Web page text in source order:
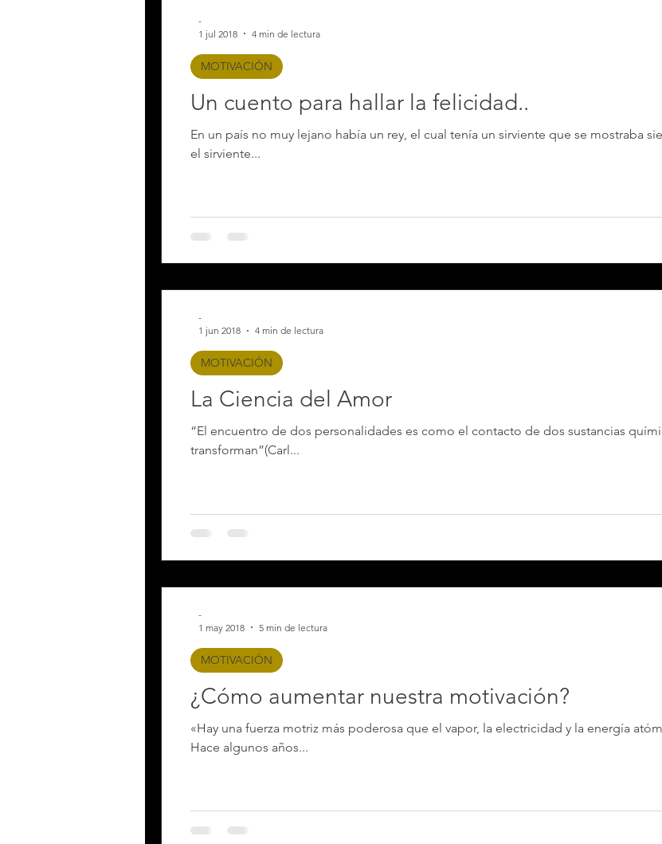
Un cuento para hallar la felicidad..
En un país no muy lejano había un rey, el cual tenía un sirviente que se mostraba siempre pleno y
el sirviente...
MOTIVACIÓN
-
1 jul 2018
4 min de lectura
La Ciencia del Amor
“El encuentro de dos personalidades es como el contacto de dos sustancias
transforman”(Carl...
MOTIVACIÓN
-
1 jun 2018
4 min de lectura
¿Cómo aumentar nuestra motivación?
«Hay una fuerza motriz más poderosa que el vapor, la electricidad y la energía
Hace algunos años...
MOTIVACIÓN
-
1 may 2018
5 min de lectura